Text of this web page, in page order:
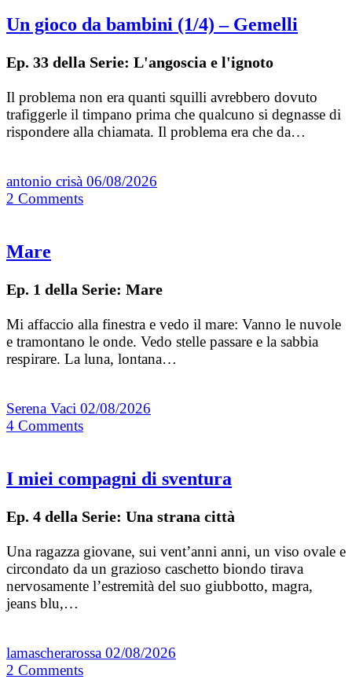
Un gioco da bambini (1/4) – Gemelli
Ep. 33 della Serie: L'angoscia e l'ignoto
Il problema non era quanti squilli avrebbero dovuto
trafiggerle il timpano prima che qualcuno si degnasse di
rispondere alla chiamata. Il problema era che da…
antonio crisà 06/08/2026
2 Comments
Mare
Ep. 1 della Serie: Mare
Mi affaccio alla finestra e vedo il mare: Vanno le nuvole
e tramontano le onde. Vedo stelle passare e la sabbia
respirare. La luna, lontana…
Serena Vaci 02/08/2026
4 Comments
I miei compagni di sventura
Ep. 4 della Serie: Una strana città
Una ragazza giovane, sui vent’anni anni, un viso ovale e
circondato da un grazioso caschetto biondo tirava
nervosamente l’estremità del suo giubbotto, magra,
jeans blu,…
lamascherarossa 02/08/2026
2 Comments